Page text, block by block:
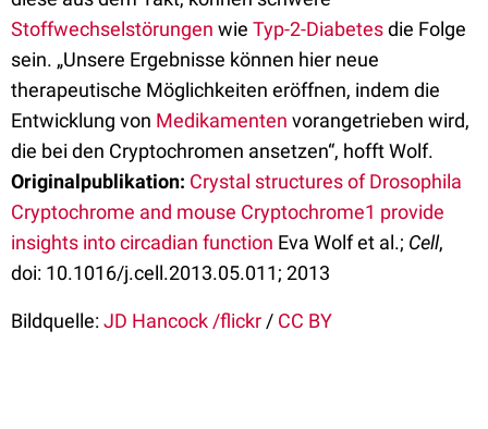
Stoffwechselstörungen wie Typ-2-Diabetesdie Folge
sein. „Unsere Ergebnisse können hier neue
therapeutische Möglichkeiten eröffnen, indem die
Entwicklung von Medikamenten vorangetrieben wird,
die bei den Cryptochromen ansetzen“, hofft Wolf.
Originalpublikation: Crystal structures of Drosophila
Cryptochrome and mouse Cryptochrome1 provide
insights into circadian function Eva Wolf et al.; Cell,
doi: 10.1016/j.cell.2013.05.011; 2013
Bildquelle:JD Hancock /flickr / CC BY